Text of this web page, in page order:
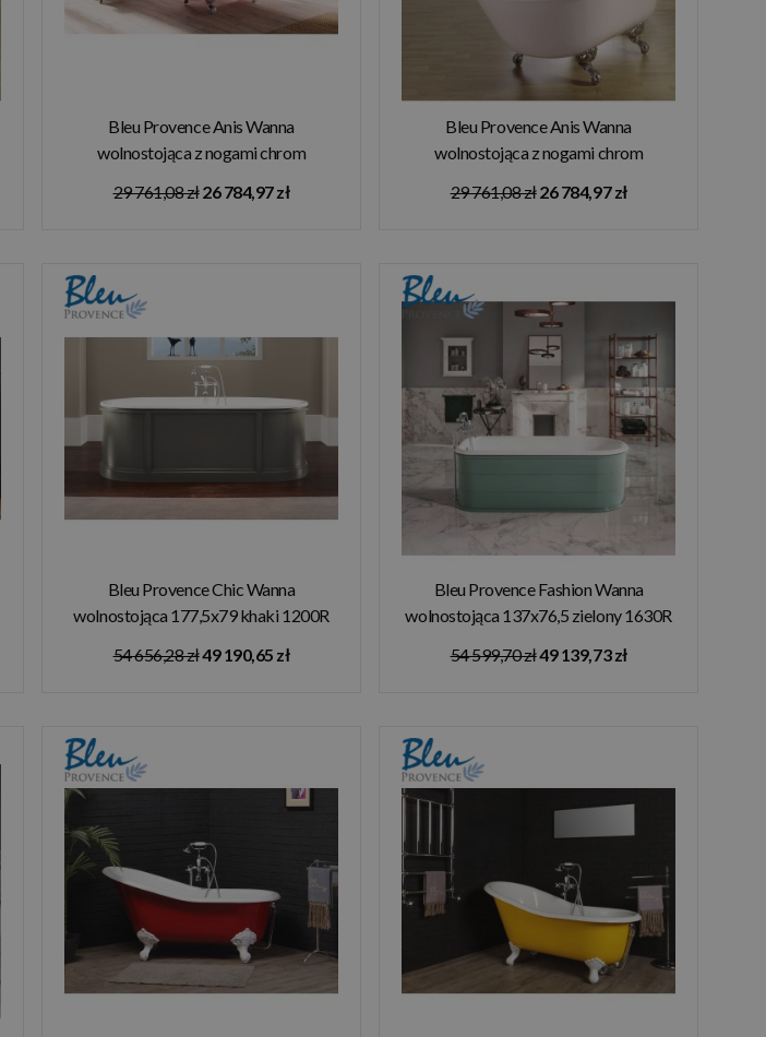
Bleu Provence Anis Wanna
wolnostojąca z nogami chrom
29 761,08 zł26 784,97 zł
Bleu Provence Anis Wanna
wolnostojąca z nogami chrom
29 761,08 zł26 784,97 zł
Bleu Provence Chic Wanna
wolnostojąca 177,5x79 khaki 1200R
54 656,28 zł49 190,65 zł
Bleu Provence Fashion Wanna
wolnostojąca 137x76,5 zielony 1630R
54 599,70 zł49 139,73 zł